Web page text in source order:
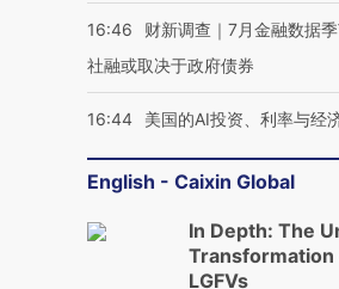
16:46
财新调查｜7月金融数据
社融或取决于政府债券
16:44 美国的AI投资、利率与经
English - Caixin Global
In Depth: The
Transformation
LGFVs